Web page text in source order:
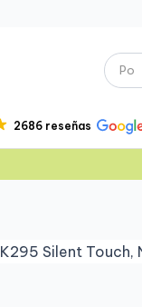
2686 reseñas